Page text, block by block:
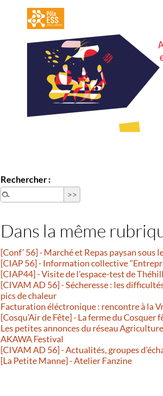
Rechercher :
Dans la même
[Conf’ 56] - Marché et Repas paysan sous
[CIAP 56] - Information collective
[CIAP44] - Visite de l’espace-test de
[CIVAM AD 56] - Sécheresse : les
pics de chaleur
Facturation éléctronique : rencontre à la
[Cosqu’Air de Fête] - La ferme du Cosquer
Les petites annonces du réseau
AKAWA Festival
[CIVAM AD 56] - Actualités, groupes
[La Petite Manne] - Atelier Fanzine